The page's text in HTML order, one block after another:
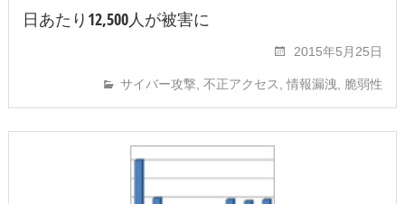
日あたり12,500人が被害に
2015年5月25日
サイバー攻撃 ,不正アクセス ,情報漏洩 脆弱性